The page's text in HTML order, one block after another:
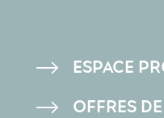
PIED
DE
ESPACE
OFFRES